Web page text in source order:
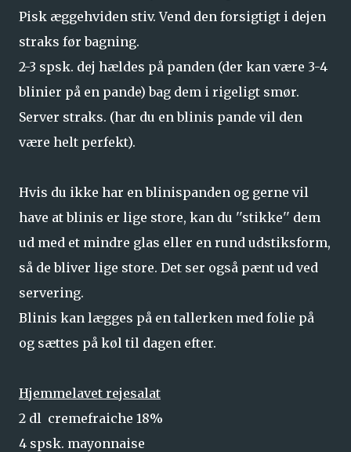
Pisk æggehviden stiv. Vend den forsigtigt i dejen
straks før bagning.
2-3 spsk. dej hældes på panden (der kan være 3-4
blinier på en pande) bag dem i rigeligt smør.
Server straks. (har du en blinis pande vil den
være helt perfekt).
Hvis du ikke har en blinispanden og gerne vil
have at blinis er lige store, kan du ''stikke'' dem
ud med et mindre glas eller en rund udstiksform,
så de bliver lige store. Det ser også pænt ud ved
servering.
Blinis kan lægges på en tallerken med folie på
og sættes på køl til dagen efter.
Hjemmelavet rejesalat
2 dl cremefraiche 18%
4 spsk. mayonnaise